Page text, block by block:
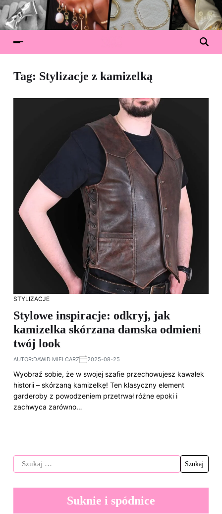
Tag: Stylizacje z kamizelką
STYLIZACJE
Stylowe inspiracje: odkryj, jak
kamizelka skórzana damska odmieni
twój look
AUTOR:DAWID MIELCARZ 2025-08-25
Wyobraź sobie, że w swojej szafie przechowujesz kawałek
historii – skórzaną kamizelkę! Ten klasyczny element
garderoby z powodzeniem przetrwał różne epoki i
zachwyca zarówno…
Suknie i spódnice